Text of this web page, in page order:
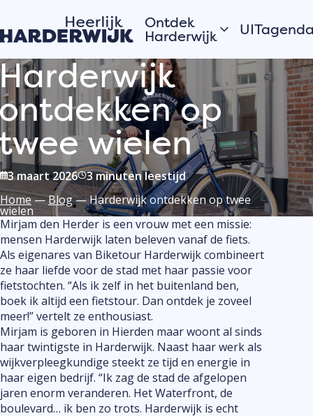
Ontdek
Harderwijk
Hanzestad
Water
Veluwe
Dorpen
Zomer in Harderwijk
Verhalen van de
stad
Hardewijkers
vertellen
Vandaag
Morgen
Dit
Bekijk alles
Open
op
wielen
3 maart 2026 3 minuten leestijd
Home—Blog—Harderwijk ontdekken op twee
wielen
Mirjam den Herder is een vrouw met een missie:
mensen Harderwijk laten beleven vanaf de fiets.
Als eigenares van Biketour Harderwijk combineert
ze haar liefde voor de stad met haar passie voor
fietstochten. “Als ik zelf in het buitenland ben,
boek ik altijd een fietstour. Dan ontdek je zoveel
meer!” vertelt ze enthousiast.
Mirjam is geboren in Hierden maar woont al sinds
haar twintigste in Harderwijk. Naast haar werk als
wijkverpleegkundige steekt ze tijd en energie in
haar eigen bedrijf. “Ik zag de stad de afgelopen
jaren enorm veranderen. Het Waterfront, de
boulevard… ik ben zo trots. Harderwijk is echt